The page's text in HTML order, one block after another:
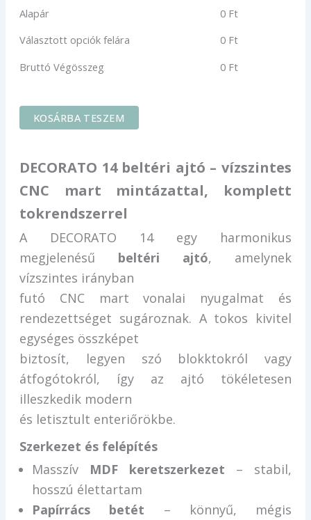
Alapár 0 Ft
Választott opciók felára
0 Ft
Bruttó Végösszeg
0 Ft
KOSÁRBA TESZEM
DECORATO 14 beltéri ajtó – vízszintes
CNC mart mintázattal, komplett
tokrendszerrel
A DECORATO 14 egy harmonikus
megjelenésű beltéri ajtó, amelynek
vízszintes irányban
futó CNC mart vonalai nyugalmat és
rendezettséget sugároznak. A tokos kivitel
egységes összképet
biztosít, legyen szó blokktokról vagy
átfogótokról, így az ajtó tökéletesen
illeszkedik modern
és letisztult enteriőrökbe.
Szerkezet és felépítés
Masszív MDF keretszerkezet – stabil,
hosszú élettartam
Papírrács betét – könnyű, mégis